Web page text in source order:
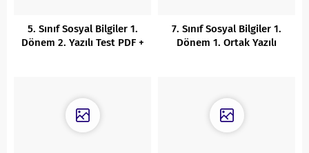
5. Sınıf Sosyal Bilgiler 1.
Dönem 2. Yazılı Test PDF +
7. Sınıf Sosyal Bilgiler 1.
Dönem 1. Ortak Yazılı